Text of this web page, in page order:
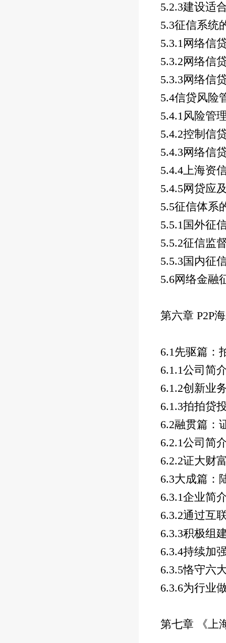
5.2.3建设适
5.3征信系统
5.3.1网络信
5.3.2网络信
5.3.3网络信
5.4信贷风险
5.4.1风险管
5.4.2控制信
5.4.3网络信
5.4.4上海资
5.4.5网贷应
5.5征信体系
5.5.1国外征
5.5.2征信监
5.5.3国内征
5.6网络金融
第六章 P2P
6.1先驱篇：
6.1.1公司简
6.1.2创新业
6.1.3拍拍贷
6.2融贯篇：
6.2.1公司简
6.2.2证大财
6.3大成篇：
6.3.1企业简
6.3.2通过互
6.3.3积极组
6.3.4持续加
6.3.5恪守六
6.3.6为行业
第七章 《上